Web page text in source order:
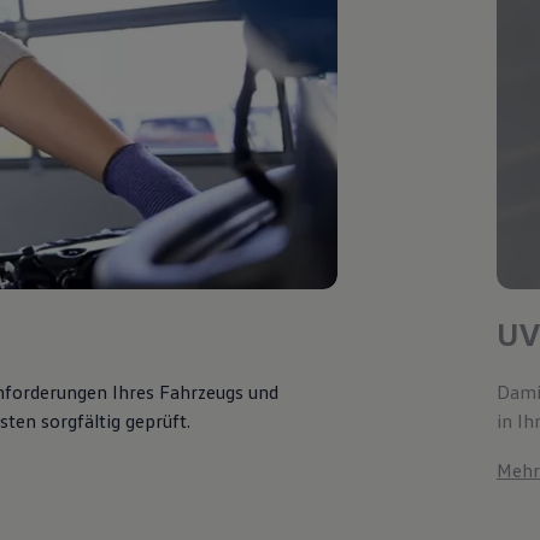
Ihres Fahrzeugs und
sorgfältig geprüft.
in